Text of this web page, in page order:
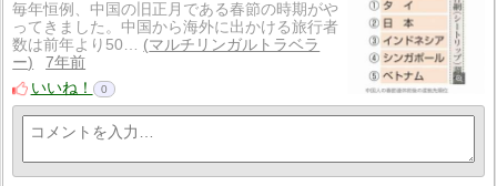
毎年恒例、中国の旧正月である春節の時期がや
ってきました。中国から海外に出かける旅行者
数は前年より50…
マルチリンガルトラベラ
ー
7年前
いいね！
0